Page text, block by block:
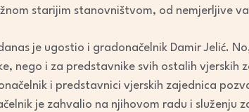
starijim stanovništvom, od nemjerljive
je ugostio i gradonačelnik Damir Jelić.
nego i za predstavnike svih ostalih vjerskih
i predstavnici vjerskih zajednica
je zahvalio na njihovom radu i služenju